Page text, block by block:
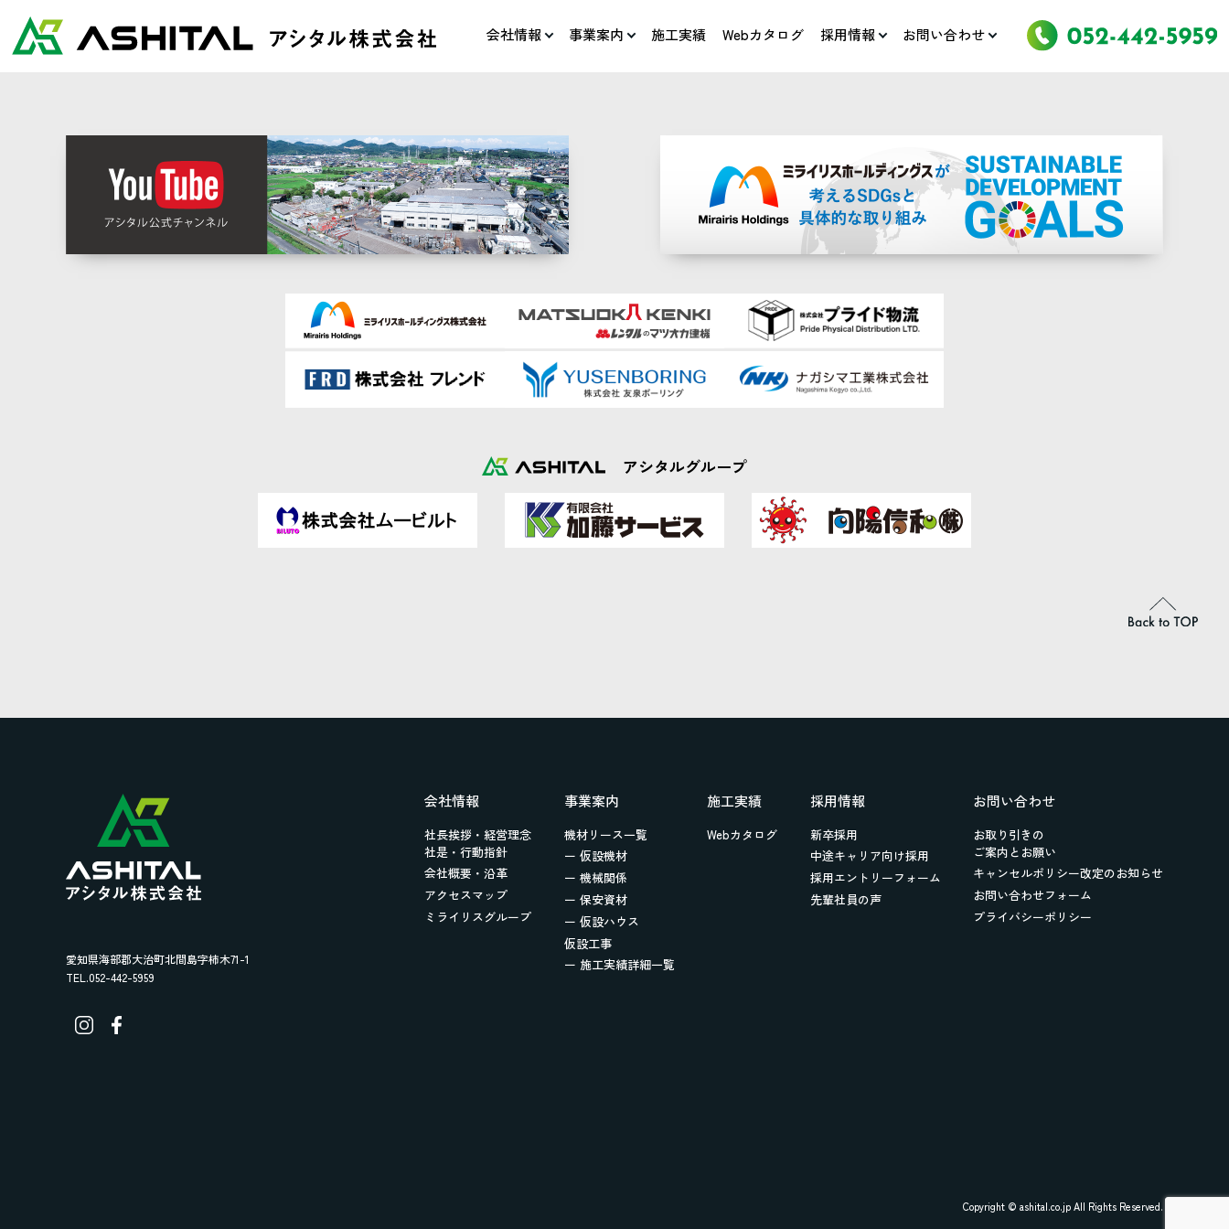
会社情報 事業案内 施工実績 Webカタログ 採用情報 お問い合わせ
アシタルグループ
愛知県海部郡大治町北間島字柿木71-1
TEL.052-442-5959
会社情報
社長挨拶・経営理念
社是・行動指針
会社概要・沿革
アクセスマップ
ミライリスグループ
事業案内
機材リース一覧
ー 仮設機材
ー 機械関係
ー 保安資材
ー 仮設ハウス
仮設工事
ー 施工実績詳細一覧
施工実績
Webカタログ
採用情報
新卒採用
中途キャリア向け採用
採用エントリーフォーム
先輩社員の声
お問い合わせ
お取り引きの
ご案内とお願い
キャンセルポリシー改定のお知らせ
お問い合わせフォーム
プライバシーポリシー
Copyright © ashital.co.jp All Rights Reserved.